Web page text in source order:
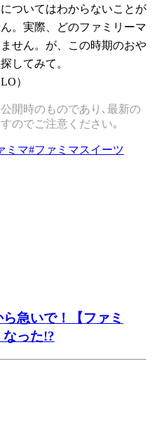
ついてはわからないことが
。実際、どのファミリーマ
せん。が、この時期のおや
してみて。
）
開時のものであり､最新の
のでご注意ください｡
ミマ#ファミマスイーツ
急いで！【ファミ
った!?